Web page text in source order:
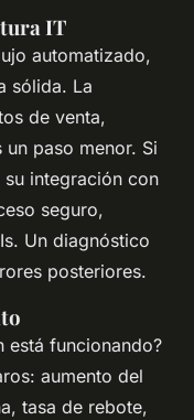
IT
automatizado,
sólida. La
de venta,
paso menor. Si
integración con
seguro,
Un diagnóstico
posteriores.
está funcionando?
aumento del
tasa de rebote,